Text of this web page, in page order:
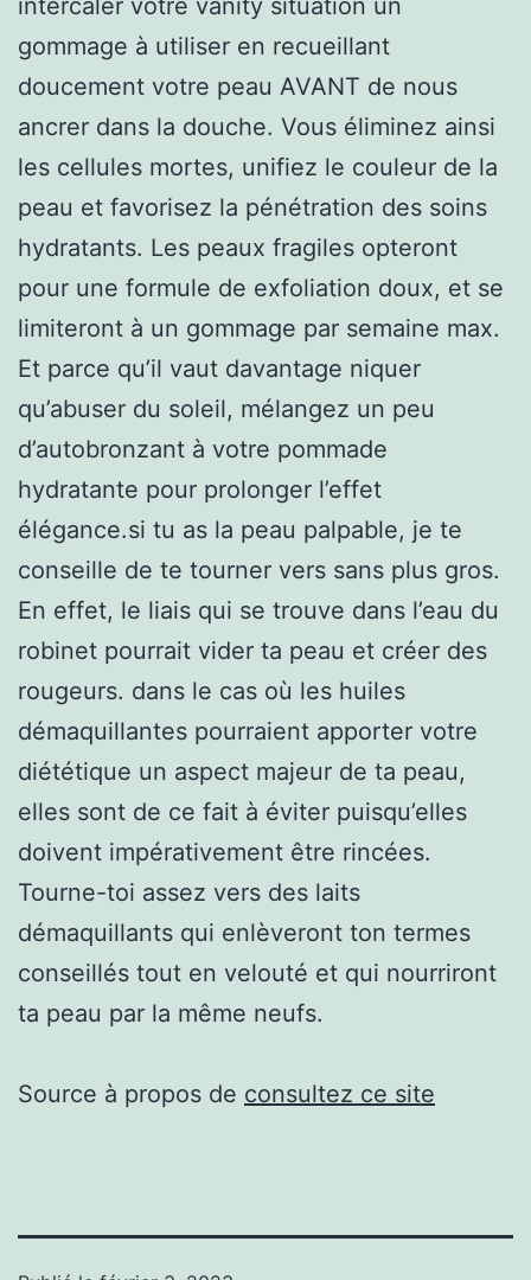
gommage à utiliser en recueillant
doucement votre peau AVANT de nous
ancrer dans la douche. Vous éliminez ainsi
les cellules mortes, unifiez le couleur de la
peau et favorisez la pénétration des soins
hydratants. Les peaux fragiles opteront
pour une formule de exfoliation doux, et se
limiteront à un gommage par semaine max.
Et parce qu’il vaut davantage niquer
qu’abuser du soleil, mélangez un peu
d’autobronzant à votre pommade
hydratante pour prolonger l’effet
élégance.si tu as la peau palpable, je te
conseille de te tourner vers sans plus gros.
En effet, le liais qui se trouve dans l’eau du
robinet pourrait vider ta peau et créer des
rougeurs. dans le cas où les huiles
démaquillantes pourraient apporter votre
diététique un aspect majeur de ta peau,
elles sont de ce fait à éviter puisqu’elles
doivent impérativement être rincées.
Tourne-toi assez vers des laits
démaquillants qui enlèveront ton termes
conseillés tout en velouté et qui nourriront
ta peau par la même neufs.
Source à propos de consultez ce site